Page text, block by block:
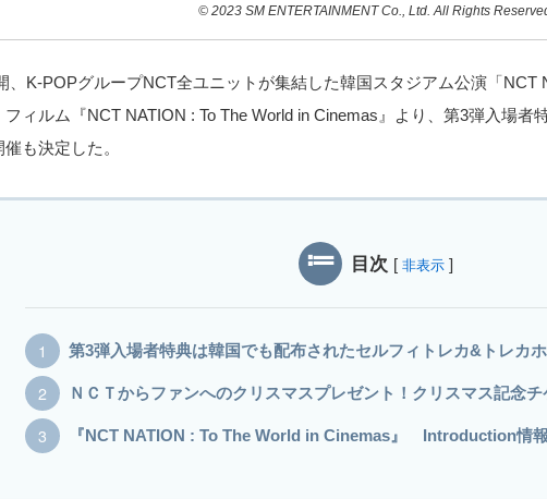
© 2023 SM ENTERTAINMENT Co., Ltd. All Rights
、K-POPグループNCT全ユニットが集結した韓国スタジアム公演「NCT
ィルム『NCT NATION : To The World in Cinemas』より、第3弾入場
も決定した。
目次 [ 非表示 ]
第3弾入場者特典は韓国でも配布されたセルフィトレカ&トレカ
ＮＣＴからファンへのクリスマスプレゼント！クリスマス記念
『NCT NATION : To The World in Cinemas』 Introduction情報